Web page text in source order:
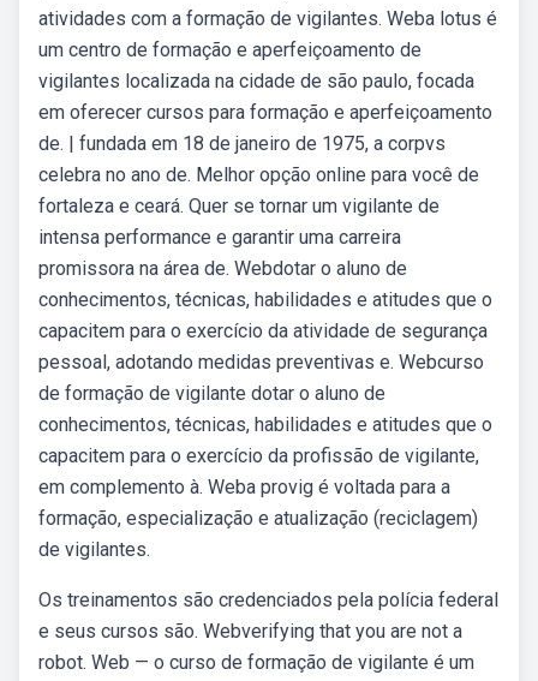
atividades com a formação de vigilantes. Weba lotus é
um centro de formação e aperfeiçoamento de
vigilantes localizada na cidade de são paulo, focada
em oferecer cursos para formação e aperfeiçoamento
de. | fundada em 18 de janeiro de 1975, a corpvs
celebra no ano de. Melhor opção online para você de
fortaleza e ceará. Quer se tornar um vigilante de
intensa performance e garantir uma carreira
promissora na área de. Webdotar o aluno de
conhecimentos, técnicas, habilidades e atitudes que o
capacitem para o exercício da atividade de segurança
pessoal, adotando medidas preventivas e. Webcurso
de formação de vigilante dotar o aluno de
conhecimentos, técnicas, habilidades e atitudes que o
capacitem para o exercício da profissão de vigilante,
em complemento à. Weba provig é voltada para a
formação, especialização e atualização (reciclagem)
de vigilantes.
Os treinamentos são credenciados pela polícia federal
e seus cursos são. Webverifying that you are not a
robot. Web — o curso de formação de vigilante é um